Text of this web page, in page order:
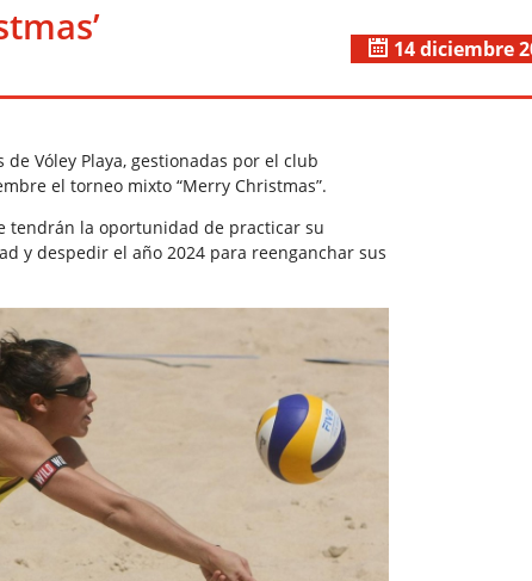
14 diciembre
Vóley Playa, gestionadas por el club
el torneo mixto “Merry Christmas”.
tendrán la oportunidad de practicar su
y despedir el año 2024 para reenganchar sus